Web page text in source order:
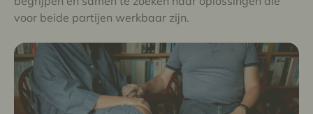
voor beide partijen werkbaar zijn.